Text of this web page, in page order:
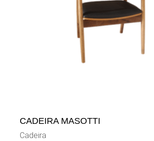
CADEIRA MASOTTI
Cadeira